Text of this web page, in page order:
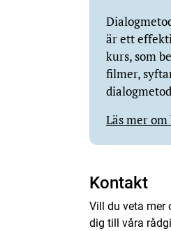
är ett
kurs, som
filmer,
Läs mer
Kontakt
Vill du veta mer
dig till våra